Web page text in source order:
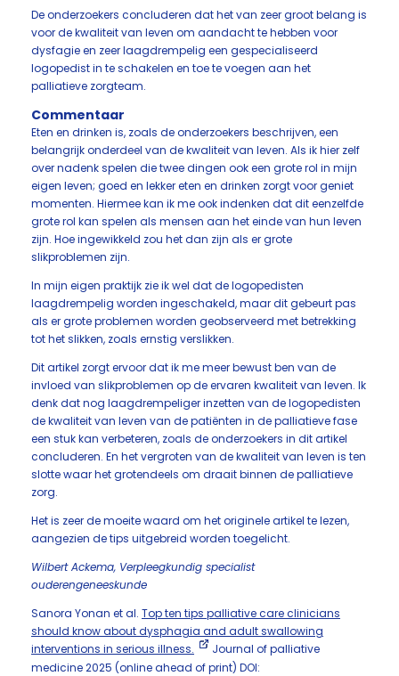
De onderzoekers concluderen dat het van zeer groot belang is
voor de kwaliteit van leven om aandacht te hebben voor
dysfagie en zeer laagdrempelig een gespecialiseerd
logopedist in te schakelen en toe te voegen aan het
palliatieve zorgteam.
Commentaar
Eten en drinken is, zoals de onderzoekers beschrijven, een
belangrijk onderdeel van de kwaliteit van leven. Als ik hier zelf
over nadenk spelen die twee dingen ook een grote rol in mijn
eigen leven; goed en lekker eten en drinken zorgt voor geniet
momenten. Hiermee kan ik me ook indenken dat dit eenzelfde
grote rol kan spelen als mensen aan het einde van hun leven
zijn. Hoe ingewikkeld zou het dan zijn als er grote
slikproblemen zijn.
In mijn eigen praktijk zie ik wel dat de logopedisten
laagdrempelig worden ingeschakeld, maar dit gebeurt pas
als er grote problemen worden geobserveerd met betrekking
tot het slikken, zoals ernstig verslikken.
Dit artikel zorgt ervoor dat ik me meer bewust ben van de
invloed van slikproblemen op de ervaren kwaliteit van leven. Ik
denk dat nog laagdrempeliger inzetten van de logopedisten
de kwaliteit van leven van de patiënten in de palliatieve fase
een stuk kan verbeteren, zoals de onderzoekers in dit artikel
concluderen. En het vergroten van de kwaliteit van leven is ten
slotte waar het grotendeels om draait binnen de palliatieve
zorg.
Het is zeer de moeite waard om het originele artikel te lezen,
aangezien de tips uitgebreid worden toegelicht.
Wilbert Ackema, Verpleegkundig specialist
ouderengeneeskunde
Sanora Yonan et al. Top ten tips palliative care clinicians
should know about dysphagia and adult swallowing
interventions in serious illness.
Journal of palliative
medicine 2025 (online ahead of print) DOI: